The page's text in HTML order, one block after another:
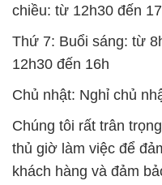
chiều: từ 12h30 đến
Thứ 7: Buổi sáng: từ
12h30 đến 16h
Chủ nhật: Nghỉ chủ
Chúng tôi rất trân
thủ giờ làm việc để
khách hàng và đảm